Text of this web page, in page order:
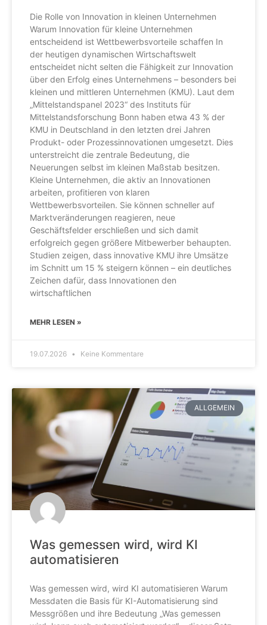
Die Rolle von Innovation in kleinen Unternehmen
Warum Innovation für kleine Unternehmen
entscheidend ist Wettbewerbsvorteile schaffen In
der heutigen dynamischen Wirtschaftswelt
entscheidet nicht selten die Fähigkeit zur Innovation
über den Erfolg eines Unternehmens – besonders bei
kleinen und mittleren Unternehmen (KMU). Laut dem
„Mittelstandspanel 2023“ des Instituts für
Mittelstandsforschung Bonn haben etwa 43 % der
KMU in Deutschland in den letzten drei Jahren
Produkt- oder Prozessinnovationen umgesetzt. Dies
unterstreicht die zentrale Bedeutung, die
Neuerungen selbst im kleinen Maßstab besitzen.
Kleine Unternehmen, die aktiv an Innovationen
arbeiten, profitieren von klaren
Wettbewerbsvorteilen. Sie können schneller auf
Marktveränderungen reagieren, neue
Geschäftsfelder erschließen und sich damit
erfolgreich gegen größere Mitbewerber behaupten.
Studien zeigen, dass innovative KMU ihre Umsätze
im Schnitt um 15 % steigern können – ein deutliches
Zeichen dafür, dass Innovationen den
wirtschaftlichen
MEHR LESEN »
19.07.2026 Keine Kommentare
ALLGEMEIN
Was gemessen wird, wird KI
automatisieren
Was gemessen wird, wird KI automatisieren Warum
Messdaten die Basis für KI-Automatisierung sind
Messgrößen und ihre Bedeutung „Was gemessen